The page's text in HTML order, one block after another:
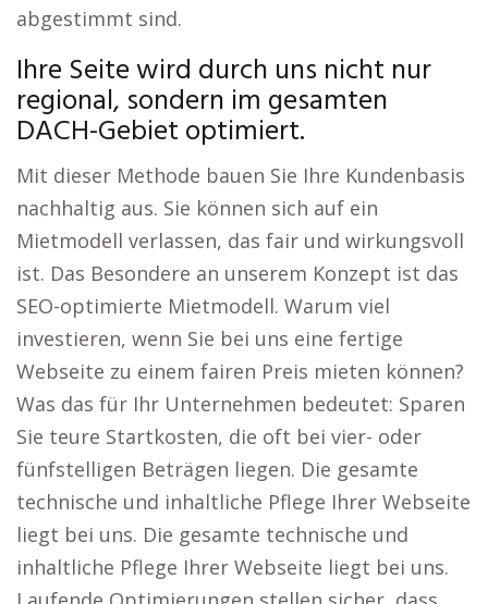
abgestimmt sind.
Ihre Seite wird durch uns nicht nur
regional, sondern im gesamten
DACH-Gebiet optimiert.
Mit dieser Methode bauen Sie Ihre Kundenbasis
nachhaltig aus. Sie können sich auf ein
Mietmodell verlassen, das fair und wirkungsvoll
ist. Das Besondere an unserem Konzept ist das
SEO-optimierte Mietmodell. Warum viel
investieren, wenn Sie bei uns eine fertige
Webseite zu einem fairen Preis mieten können?
Was das für Ihr Unternehmen bedeutet: Sparen
Sie teure Startkosten, die oft bei vier- oder
fünfstelligen Beträgen liegen. Die gesamte
technische und inhaltliche Pflege Ihrer Webseite
liegt bei uns. Die gesamte technische und
inhaltliche Pflege Ihrer Webseite liegt bei uns.